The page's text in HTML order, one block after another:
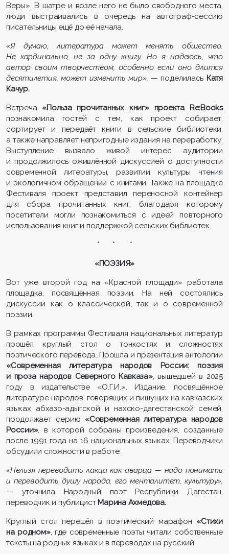
Веры». В шатре и возле него не было свободного места,
люди выстраивались в очередь на автограф-сессию
писательницы ещё до её начала.
«Я думаю, литература может менять общество.
Не кардинально, не за одну книгу. Но я надеюсь, что
автор своим творчеством, особенно если оно длится
десятилетия, может изменить мир», — поделилась Катя
Качур.
Встреча «Польза прочитанных книг» проекта Re:Books
познакомила гостей с тем, как проект собирает,
сортирует и передаёт книги в сельские библиотеки,
а также направляет непригодные издания на переработку.
Выступление вызвало живой интерес аудитории
и продолжилось оживлённой дискуссией о доступности
современной литературы, развитии культуры чтения
и экологичном обращении с книгами. Также на площадке
Фестиваля проект представил переносной контейнер
для сбора прочитанных книг, благодаря которому
посетители могли познакомиться с идеей повторного
использования книг и поддержкой сельских библиотек.
* * *
«ПОЭЗИЯ»
Вот уже второй год на «Красной площади» работала
площадка, посвящённая поэзии. На ней состоялись
дискуссии как о классической, так и о современной
поэзии.
В рамках программы Фестиваля национальных литератур
прошёл круглый стол о тонкостях и сложностях
поэтического перевода. Прошла и презентация антологии
«Современная литература народов России: поэзия
и проза народов Северного Кавказа», вышедшей в 2025
году в издательстве «О.Г.И.». Издание, посвящённое
литературе народов, говорящих и пишущих на кавказских
языках абхазо-адыгской и нахско-дагестанской семей,
продолжает серию «Современная литература народов
России», в которой собраны произведения, созданные
после 1991 года на 16 национальных языках. Переводчики
обсудили сложности в работе.
«Нельзя переводить лакца как аварца — надо понимать
и переводить душу народа, его менталитет, культуру»,
— уточнила Народный поэт Республики Дагестан,
переводчик и публицист Марина Ахмедова.
Круглый стол перешёл в поэтический марафон «Стихи
на родном», где современные поэты читали собственные
тексты на родных языках и в переводах на русский.